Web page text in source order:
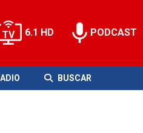
6.1 HD PODCAST
BUSCAR